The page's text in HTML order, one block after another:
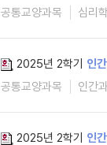
공통교양과목
심리
2025년 2학기 인
공통교양과목
인간
2025년 2학기 인